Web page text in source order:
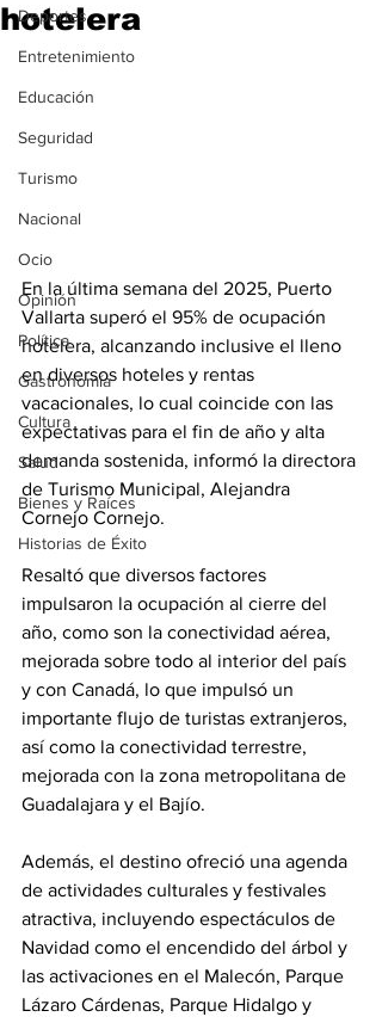
Deportes
Entretenimiento
Educación
Seguridad
Turismo
Nacional
Ocio
Opinión
Política
Gastronomía
Cultura
Salud
Bienes y Raíces
Historias de Éxito
hotelera
En la última semana del 2025, Puerto
Vallarta superó el 95% de ocupación
hotelera, alcanzando inclusive el lleno
en diversos hoteles y rentas
vacacionales, lo cual coincide con las
expectativas para el fin de año y alta
demanda sostenida, informó la directora
de Turismo Municipal, Alejandra
Cornejo Cornejo.
Resaltó que diversos factores
impulsaron la ocupación al cierre del
año, como son la conectividad aérea,
mejorada sobre todo al interior del país
y con Canadá, lo que impulsó un
importante flujo de turistas extranjeros,
así como la conectividad terrestre,
mejorada con la zona metropolitana de
Guadalajara y el Bajío.
Además, el destino ofreció una agenda
de actividades culturales y festivales
atractiva, incluyendo espectáculos de
Navidad como el encendido del árbol y
las activaciones en el Malecón, Parque
Lázaro Cárdenas, Parque Hidalgo y